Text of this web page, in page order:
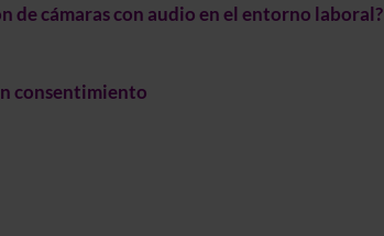
de cámaras con audio en el entorno laboral?
consentimiento